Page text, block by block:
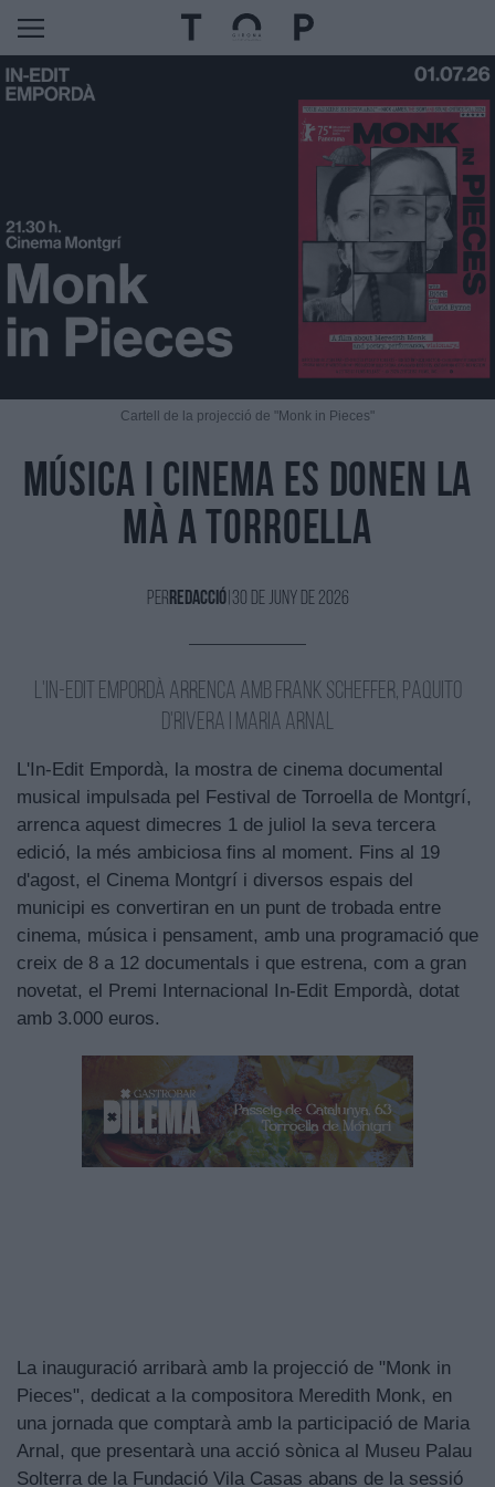
Cartell de la projecció de "Monk in Pieces"
Música i cinema es donen la
mà a Torroella
PerRedacció| 30 de Juny de 2026
L'In-Edit Empordà arrenca amb Frank Scheffer, Paquito
D'Rivera i Maria Arnal
L'In-Edit Empordà, la mostra de cinema documental
musical impulsada pel Festival de Torroella de Montgrí,
arrenca aquest dimecres 1 de juliol la seva tercera
edició, la més ambiciosa fins al moment. Fins al 19
d'agost, el Cinema Montgrí i diversos espais del
municipi es convertiran en un punt de trobada entre
cinema, música i pensament, amb una programació que
creix de 8 a 12 documentals i que estrena, com a gran
novetat, el Premi Internacional In-Edit Empordà, dotat
amb 3.000 euros.
La inauguració arribarà amb la projecció de "Monk in
Pieces", dedicat a la compositora Meredith Monk, en
una jornada que comptarà amb la participació de Maria
Arnal, que presentarà una acció sònica al Museu Palau
Solterra de la Fundació Vila Casas abans de la sessió